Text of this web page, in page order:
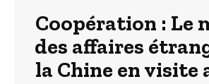
Coopération : Le
des affaires
la Chine en visite